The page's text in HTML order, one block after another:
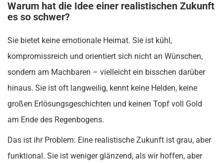
Warum hat die Idee einer realistischen Zukunft
es so schwer?
Sie bietet keine emotionale Heimat. Sie ist kühl,
kompromissreich und orientiert sich nicht an Wünschen,
sondern am Machbaren – vielleicht ein bisschen darüber
hinaus. Sie ist oft langweilig, kennt keine Helden, keine
großen Erlösungsgeschichten und keinen Topf voll Gold
am Ende des Regenbogens.
Das ist ihr Problem: Eine realistische Zukunft ist grau, aber
funktional. Sie ist weniger glänzend, als wir hoffen, aber